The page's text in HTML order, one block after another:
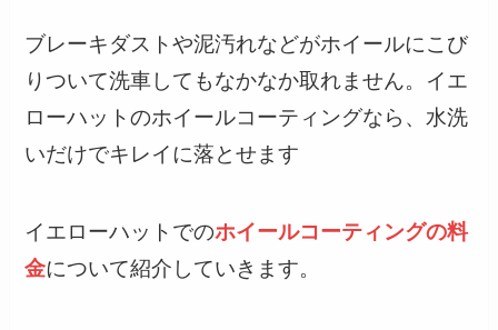
ブレーキダストや泥汚れなどがホイールにこび
りついて洗車してもなかなか取れません。イエ
ローハットのホイールコーティングなら、水洗
いだけでキレイに落とせます
イエローハットでのホイールコーティングの料
金について紹介していきます。